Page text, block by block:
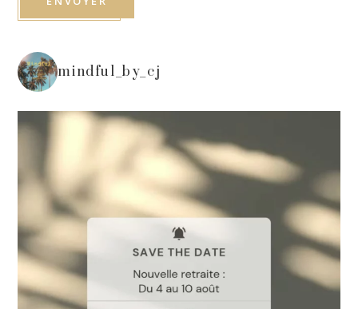
mindful_by_cj